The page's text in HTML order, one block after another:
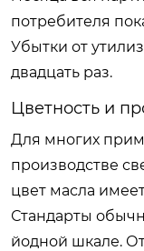
потребителя
Убытки от
двадцать раз.
Цветность и
Для многих
производстве
цвет масла
Стандарты
йодной шкале.